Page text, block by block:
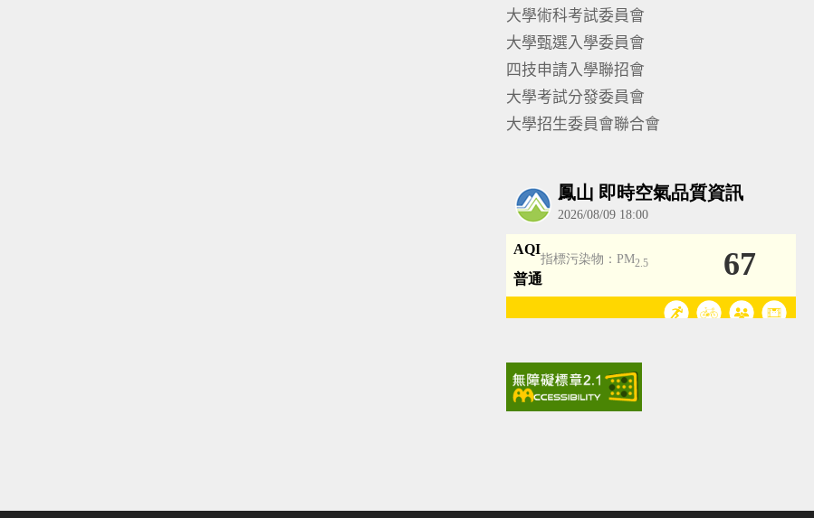
大學術科考試委員會
大學甄選入學委員會
四技申請入學聯招會
大學考試分發委員會
大學招生委員會聯合會